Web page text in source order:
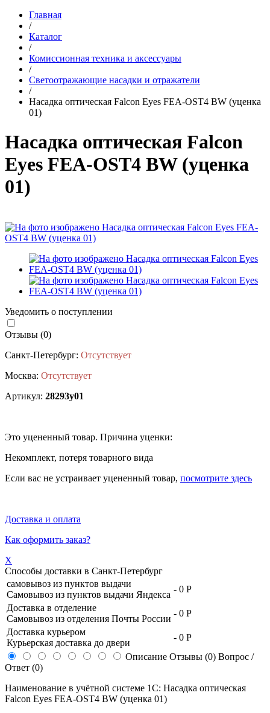
Главная
/
Каталог
/
Комиссионная техника и аксессуары
/
Светоотражающие насадки и отражатели
/
Насадка оптическая Falcon Eyes FEA-OST4 BW (уценка
01)
Насадка оптическая Falcon
Eyes FEA-OST4 BW (уценка
01)
Уведомить о поступлении
Отзывы (0)
Санкт-Петербург: Отсутствует
Москва: Отсутствует
Артикул: 28293у01
Это уцененный товар. Причина уценки:
Некомплект, потеря товарного вида
Если вас не устраивает уцененный товар, посмотрите здесь
Доставка и оплата
Как оформить заказ?
X
Способы доставки в Санкт-Петербург
самовывоз из пунктов выдачи
Самовывоз из пунктов выдачи Яндекса
- 0 Р
Доставка в отделение
Самовывоз из отделения Почты России
- 0 Р
Доставка курьером
Курьерская доставка до двери
- 0 Р
Описание Отзывы (0) Вопрос /
Ответ (0)
Наименование в учётной системе 1С: Насадка оптическая
Falcon Eyes FEA-OST4 BW (уценка 01)